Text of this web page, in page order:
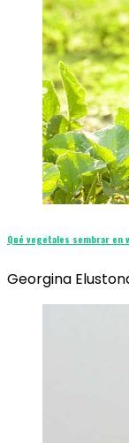
Qué vegetales sembrar en
Georgina